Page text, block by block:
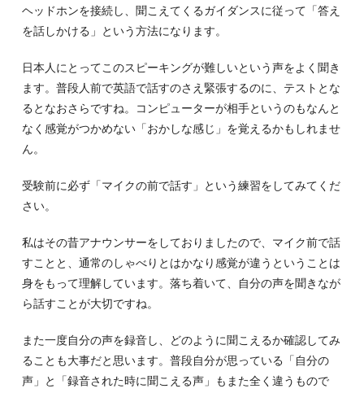
ヘッドホンを接続し、聞こえてくるガイダンスに従って「答え
を話しかける」という方法になります。
日本人にとってこのスピーキングが難しいという声をよく聞き
ます。普段人前で英語で話すのさえ緊張するのに、テストとな
るとなおさらですね。コンピューターが相手というのもなんと
なく感覚がつかめない「おかしな感じ」を覚えるかもしれませ
ん。
受験前に必ず「マイクの前で話す」という練習をしてみてくだ
さい。
私はその昔アナウンサーをしておりましたので、マイク前で話
すことと、通常のしゃべりとはかなり感覚が違うということは
身をもって理解しています。落ち着いて、自分の声を聞きなが
ら話すことが大切ですね。
また一度自分の声を録音し、どのように聞こえるか確認してみ
ることも大事だと思います。普段自分が思っている「自分の
声」と「録音された時に聞こえる声」もまた全く違うもので